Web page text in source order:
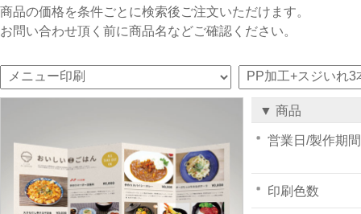
商品の価格を条件ごとに検索後ご注文いただけます。
お問い合わせ頂く前に商品名などご確認ください。
▼ 商品
営業日/製作期間
印刷色数